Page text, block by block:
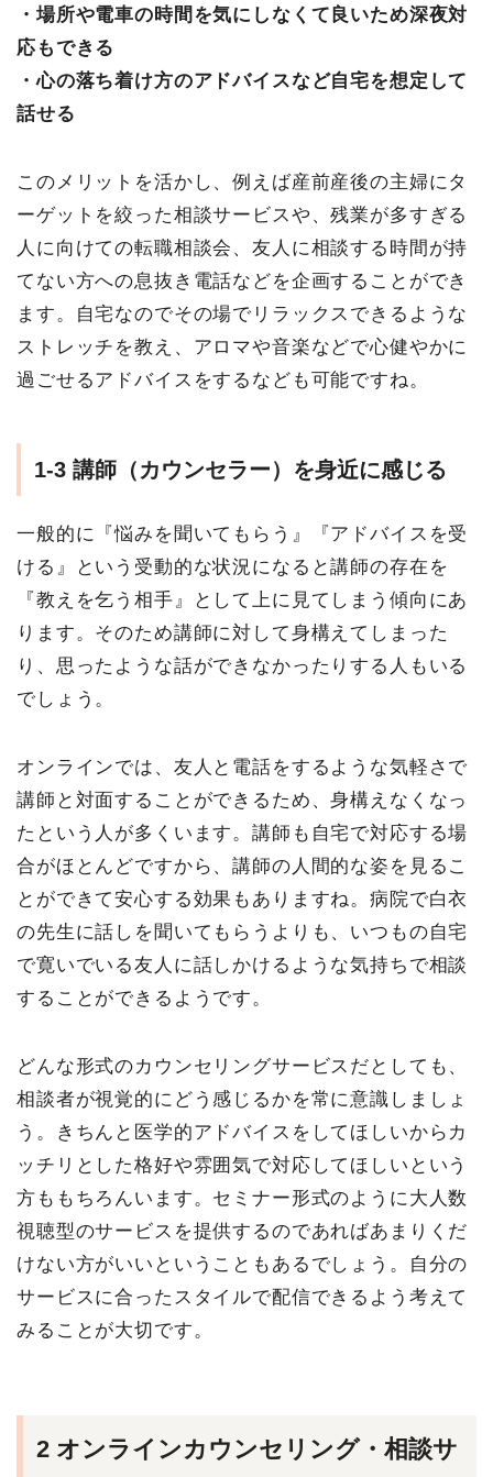
・場所や電車の時間を気にしなくて良いため深夜対
応もできる
・心の落ち着け方のアドバイスなど自宅を想定して
話せる
このメリットを活かし、例えば産前産後の主婦にタ
ーゲットを絞った相談サービスや、残業が多すぎる
人に向けての転職相談会、友人に相談する時間が持
てない方への息抜き電話などを企画することができ
ます。自宅なのでその場でリラックスできるような
ストレッチを教え、アロマや音楽などで心健やかに
過ごせるアドバイスをするなども可能ですね。
1-3 講師（カウンセラー）を身近に感じる
一般的に『悩みを聞いてもらう』『アドバイスを受
ける』という受動的な状況になると講師の存在を
『教えを乞う相手』として上に見てしまう傾向にあ
ります。そのため講師に対して身構えてしまった
り、思ったような話ができなかったりする人もいる
でしょう。
オンラインでは、友人と電話をするような気軽さで
講師と対面することができるため、身構えなくなっ
たという人が多くいます。講師も自宅で対応する場
合がほとんどですから、講師の人間的な姿を見るこ
とができて安心する効果もありますね。病院で白衣
の先生に話しを聞いてもらうよりも、いつもの自宅
で寛いでいる友人に話しかけるような気持ちで相談
することができるようです。
どんな形式のカウンセリングサービスだとしても、
相談者が視覚的にどう感じるかを常に意識しましょ
う。きちんと医学的アドバイスをしてほしいからカ
ッチリとした格好や雰囲気で対応してほしいという
方ももちろんいます。セミナー形式のように大人数
視聴型のサービスを提供するのであればあまりくだ
けない方がいいということもあるでしょう。自分の
サービスに合ったスタイルで配信できるよう考えて
みることが大切です。
2 オンラインカウンセリング・相談サ